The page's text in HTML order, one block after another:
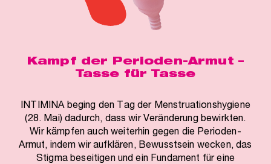
Kampf der Perioden-Armut –
Tasse für Tasse
INTIMINA beging den Tag der Menstruationshygiene
(28. Mai) dadurch, dass wir Veränderung bewirkten.
Wir kämpfen auch weiterhin gegen die Perioden-
Armut, indem wir aufklären, Bewusstsein wecken, das
Stigma beseitigen und ein Fundament für eine